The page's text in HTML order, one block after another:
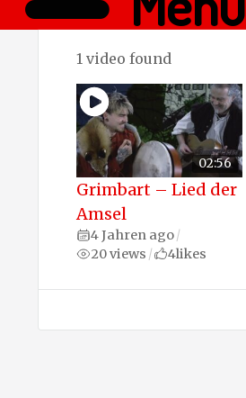
1 video found
02:56
Grimbart – Lied der
Amsel
4 Jahren ago/
20 views / 4likes